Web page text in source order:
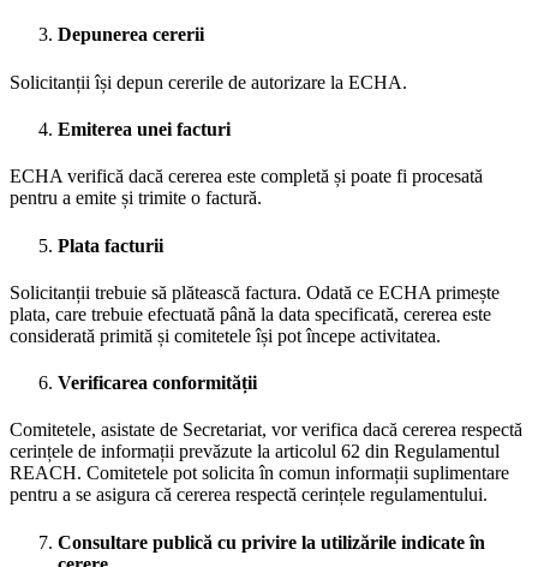
Depunerea cererii
Solicitanții își depun cererile de autorizare la ECHA.
Emiterea unei facturi
ECHA verifică dacă cererea este completă și poate fi procesată
pentru a emite și trimite o factură.
Plata facturii
Solicitanții trebuie să plătească factura. Odată ce ECHA primește
plata, care trebuie efectuată până la data specificată, cererea este
considerată primită și comitetele își pot începe activitatea.
Verificarea conformității
Comitetele, asistate de Secretariat, vor verifica dacă cererea respectă
cerințele de informații prevăzute la articolul 62 din Regulamentul
REACH. Comitetele pot solicita în comun informații suplimentare
pentru a se asigura că cererea respectă cerințele regulamentului.
Consultare publică cu privire la utilizările indicate în